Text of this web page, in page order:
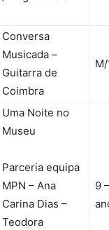
Conversa
Musicada –
Guitarra de
Coimbra
Uma Noite no
Museu
Parceria equipa
MPN – Ana
Carina Dias –
Teodora
9